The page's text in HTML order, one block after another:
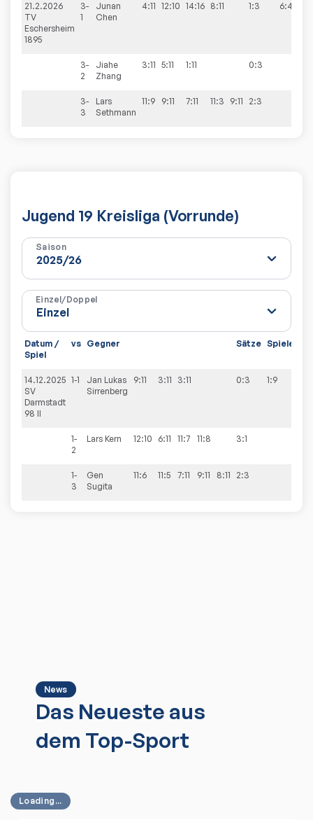
21.2.2026
TV
Eschersheim
1895
3-
1
Junan
Chen
4:11 12:10 14:16 8:11 1:3 6:4
3-
2
Jiahe
Zhang
3:11 5:11 1:11 0:3
3-
3
Lars
Sethmann
11:9 9:11 7:11 11:3 9:11 2:3
Jugend 19 Kreisliga (Vorrunde)
Saison
Einzel/Doppel
Datum /
Spiel
vs Gegner Sätze Spiele
14.12.2025
SV
Darmstadt
98 II
1-1
Jan Lukas
Sirrenberg
9:11 3:11 3:11 0:3 1:9
1-
2
Lars Kern 12:10 6:11 11:7 11:8 3:1
1-
3
Gen
Sugita
11:6 11:5 7:11 9:11 8:11 2:3
News
Das Neueste aus
dem Top-Sport
Loading...